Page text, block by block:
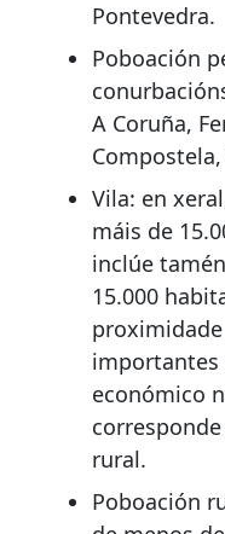
Pontevedra.
Poboación
A Coruña,
Vila: en
máis de
inclúe
15.000
económico
rural.
Poboación